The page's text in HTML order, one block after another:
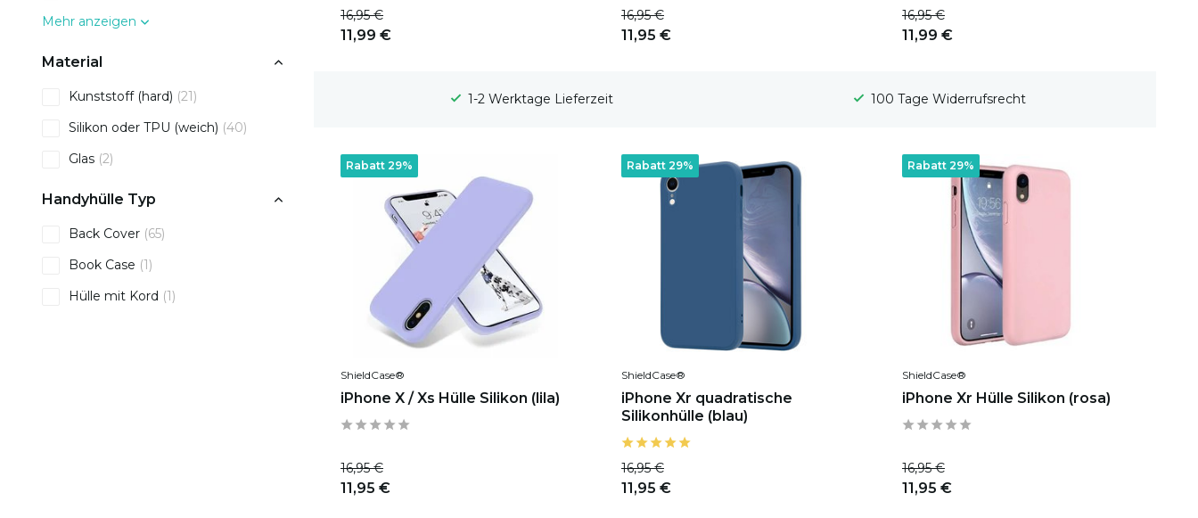
Mehr anzeigen
Material
Kunststoff (hard) (21)
Silikon oder TPU (weich) (40)
Glas (2)
Handyhülle Typ
Back Cover (65)
Book Case (1)
Hülle mit Kord (1)
16,95 €
11,99 €
16,95 €
11,95 €
16,95 €
11,99 €
1-2 Werktage Lieferzeit 100 Tage Widerrufsrecht Gratis Versand
Rabatt 29%
ShieldCase®
iPhone X / Xs Hülle Silikon (lila)
16,95 €
11,95 €
Rabatt 29%
ShieldCase®
iPhone Xr quadratische
Silikonhülle (blau)
16,95 €
11,95 €
Rabatt 29%
ShieldCase®
iPhone Xr Hülle Silikon (rosa)
16,95 €
11,95 €